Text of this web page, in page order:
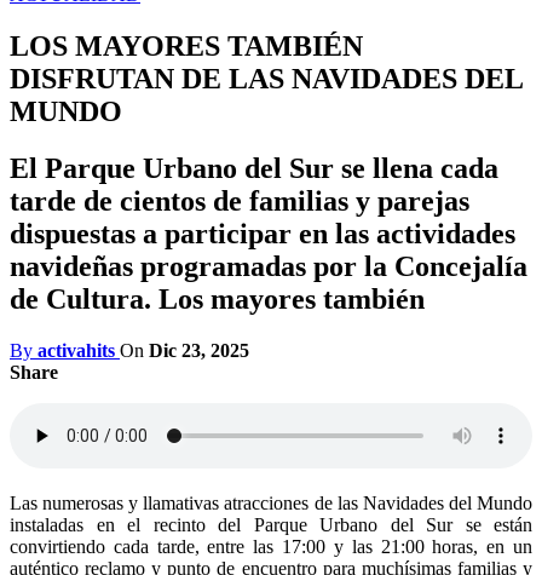
LOS MAYORES TAMBIÉN
DISFRUTAN DE LAS NAVIDADES DEL
MUNDO
El Parque Urbano del Sur se llena cada
tarde de cientos de familias y parejas
dispuestas a participar en las actividades
navideñas programadas por la Concejalía
de Cultura. Los mayores también
By activahits On Dic 23, 2025
Share
Las numerosas y llamativas atracciones de las Navidades del Mundo
instaladas en el recinto del Parque Urbano del Sur se están
convirtiendo cada tarde, entre las 17:00 y las 21:00 horas, en un
auténtico reclamo y punto de encuentro para muchísimas familias y